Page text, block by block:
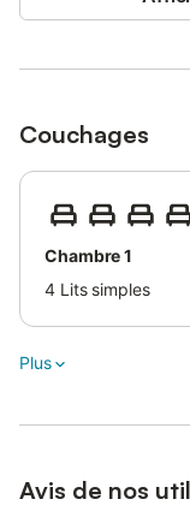
mécaniques, ESF et
Couchages
Chambre 1
4 Lits simples
Plus
Avis de nos